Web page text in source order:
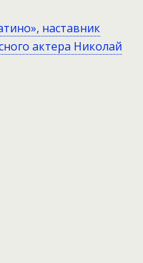
наставник
актера Николай